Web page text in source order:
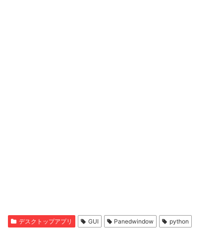
デスクトップアプリ GUI Panedwindow
python